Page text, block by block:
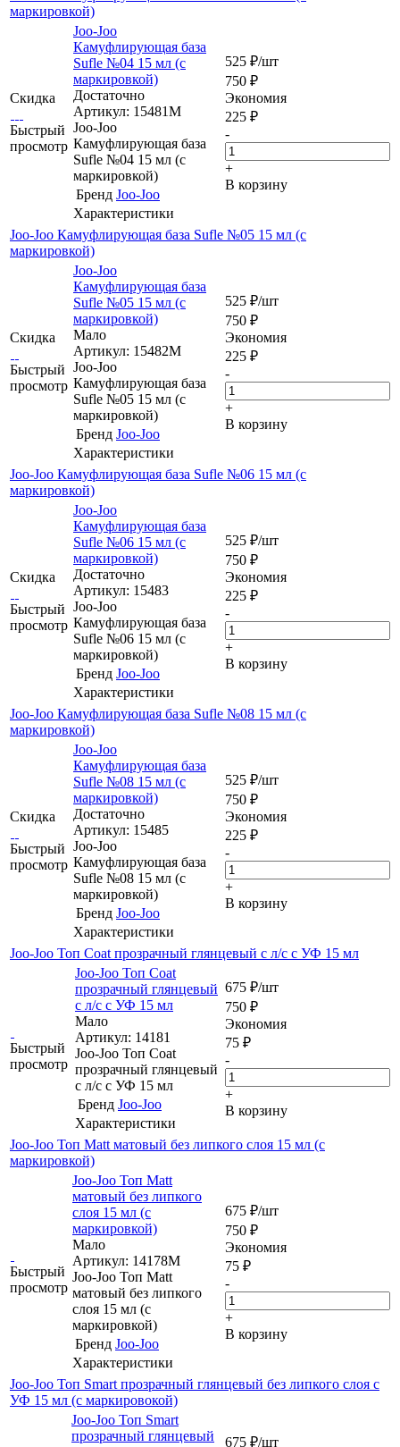
маркировкой)
Скидка
Быстрый
просмотр
Joo-Joo
Камуфлирующая база
Sufle №04 15 мл (с
маркировкой)
Достаточно
Артикул: 15481M
Joo-Joo
Камуфлирующая база
Sufle №04 15 мл (с
маркировкой)
Бренд Joo-Joo
Характеристики
525 ₽/шт
750 ₽
Экономия
225 ₽
-
+
В корзину
Joo-Joo Камуфлирующая база Sufle №05 15 мл (с
маркировкой)
Скидка
Быстрый
просмотр
Joo-Joo
Камуфлирующая база
Sufle №05 15 мл (с
маркировкой)
Мало
Артикул: 15482M
Joo-Joo
Камуфлирующая база
Sufle №05 15 мл (с
маркировкой)
Бренд Joo-Joo
Характеристики
525 ₽/шт
750 ₽
Экономия
225 ₽
-
+
В корзину
Joo-Joo Камуфлирующая база Sufle №06 15 мл (с
маркировкой)
Скидка
Быстрый
просмотр
Joo-Joo
Камуфлирующая база
Sufle №06 15 мл (с
маркировкой)
Достаточно
Артикул: 15483
Joo-Joo
Камуфлирующая база
Sufle №06 15 мл (с
маркировкой)
Бренд Joo-Joo
Характеристики
525 ₽/шт
750 ₽
Экономия
225 ₽
-
+
В корзину
Joo-Joo Камуфлирующая база Sufle №08 15 мл (c
маркировкой)
Скидка
Быстрый
просмотр
Joo-Joo
Камуфлирующая база
Sufle №08 15 мл (c
маркировкой)
Достаточно
Артикул: 15485
Joo-Joo
Камуфлирующая база
Sufle №08 15 мл (c
маркировкой)
Бренд Joo-Joo
Характеристики
525 ₽/шт
750 ₽
Экономия
225 ₽
-
+
В корзину
Joo-Joo Топ Coat прозрачный глянцевый c л/с c УФ 15 мл
Быстрый
просмотр
Joo-Joo Топ Coat
прозрачный глянцевый
c л/с c УФ 15 мл
Мало
Артикул: 14181
Joo-Joo Топ Coat
прозрачный глянцевый
c л/с c УФ 15 мл
Бренд Joo-Joo
Характеристики
675 ₽/шт
750 ₽
Экономия
75 ₽
-
+
В корзину
Joo-Joo Топ Matt матовый без липкого слоя 15 мл (с
маркировкой)
Быстрый
просмотр
Joo-Joo Топ Matt
матовый без липкого
слоя 15 мл (с
маркировкой)
Мало
Артикул: 14178М
Joo-Joo Топ Matt
матовый без липкого
слоя 15 мл (с
маркировкой)
Бренд Joo-Joo
Характеристики
675 ₽/шт
750 ₽
Экономия
75 ₽
-
+
В корзину
Joo-Joo Топ Smart прозрачный глянцевый без липкого слоя c
УФ 15 мл (с маркировокой)
Joo-Joo Топ Smart
прозрачный глянцевый
675 ₽/шт